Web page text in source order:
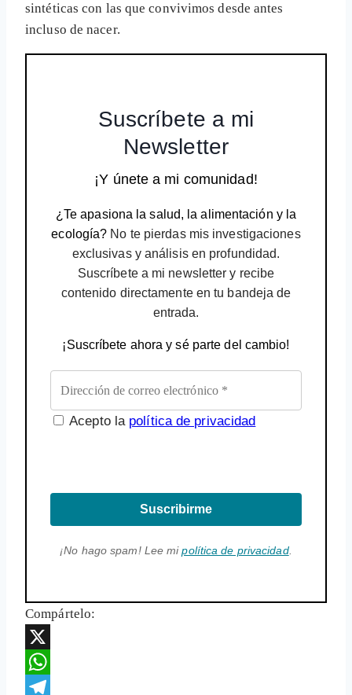
sintéticas con las que convivimos desde antes
incluso de nacer.
Suscríbete a mi
Newsletter
¡Y únete a mi comunidad!
¿Te apasiona la salud, la alimentación y la
ecología? No te pierdas mis investigaciones
exclusivas y análisis en profundidad.
Suscríbete a mi newsletter y recibe
contenido directamente en tu bandeja de
entrada.
¡Suscríbete ahora y sé parte del cambio!
Acepto la política de privacidad
Suscribirme
¡No hago spam! Lee mipolítica de privacidad.
Compártelo:
X
WhatsApp